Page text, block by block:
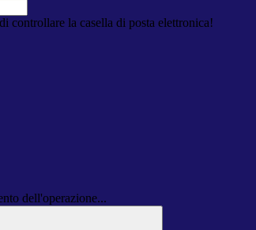
controllare la casella di posta elettronica!
dell'operazione...